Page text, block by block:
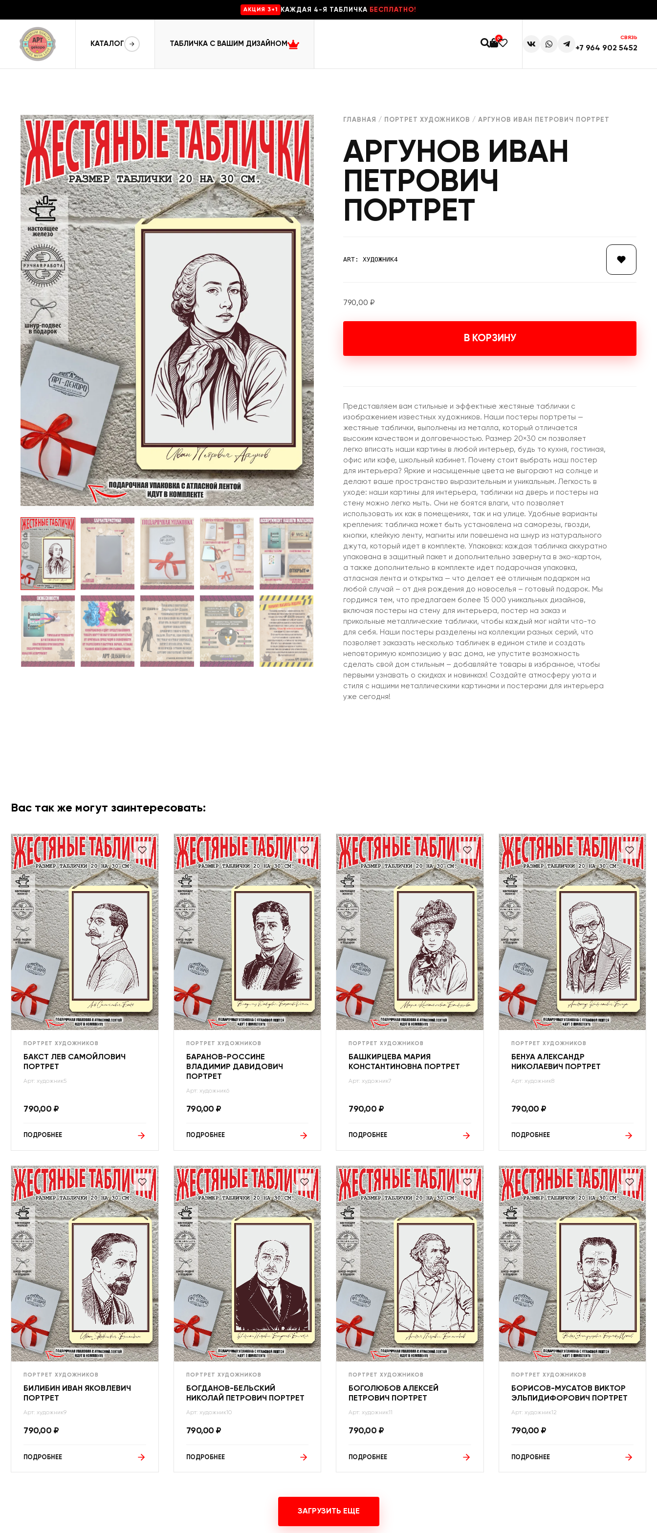
AKЦИЯ 3+1 КАЖДАЯ 4-Я ТАБЛИЧКА БЕСПЛАТНО!
КАТАЛОГ ТАБЛИЧКА С ВАШИМ ДИЗАЙНОМ
0 СВЯЗЬ
+7 964 902 5452
ГЛАВНАЯ / ПОРТРЕТ ХУДОЖНИКОВ / АРГУНОВ ИВАН ПЕТРОВИЧ ПОРТРЕТ
АРГУНОВ ИВАН
ПЕТРОВИЧ
ПОРТРЕТ
ART: ХУДОЖНИК4
790,00 ₽
В КОРЗИНУ
Представляем вам стильные и эффектные жестяные таблички с
изображением известных художников. Наши постеры портреты —
жестяные таблички, выполнены из металла, который отличается
высоким качеством и долговечностью. Размер 20×30 см позволяет
легко вписать наши картины в любой интерьер, будь то кухня, гостиная,
офис или кафе, школьный кабинет. Почему стоит выбрать наш постер
для интерьера? Яркие и насыщенные цвета не выгорают на солнце и
делают ваше пространство выразительным и уникальным. Легкость в
уходе: наши картины для интерьера, таблички на дверь и постеры на
стену можно легко мыть. Они не боятся влаги, что позволяет
использовать их как в помещениях, так и на улице. Удобные варианты
крепления: табличка может быть установлена на саморезы, гвозди,
кнопки, клейкую ленту, магниты или повешена на шнур из натурального
джута, который идет в комплекте. Упаковка: каждая табличка аккуратно
упакована в защитный пакет и дополнительно завернута в эко-картон,
а также дополнительно в комплекте идет подарочная упаковка,
атласная лента и открытка — что делает её отличным подарком на
любой случай – от дня рождения до новоселья – готовый подарок. Мы
гордимся тем, что предлагаем более 15 000 уникальных дизайнов,
включая постеры на стену для интерьера, постер на заказ и
прикольные металлические таблички, чтобы каждый мог найти что-то
для себя. Наши постеры разделены на коллекции разных серий, что
позволяет заказать несколько табличек в едином стиле и создать
неповторимую композицию у вас дома, не упустите возможность
сделать свой дом стильным – добавляйте товары в избранное, чтобы
первыми узнавать о скидках и новинках! Создайте атмосферу уюта и
стиля с нашими металлическими картинами и постерами для интерьера
уже сегодня!
Вас так же могут заинтересовать:
ПОРТРЕТ ХУДОЖНИКОВ
БАКСТ ЛЕВ САМОЙЛОВИЧ
ПОРТРЕТ
Арт: художник5
790,00 ₽
ПОДРОБНЕЕ
ПОРТРЕТ ХУДОЖНИКОВ
БАРАНОВ-РОССИНЕ
ВЛАДИМИР ДАВИДОВИЧ
ПОРТРЕТ
Арт: художник6
790,00 ₽
ПОДРОБНЕЕ
ПОРТРЕТ ХУДОЖНИКОВ
БАШКИРЦЕВА МАРИЯ
КОНСТАНТИНОВНА ПОРТРЕТ
Арт: художник7
790,00 ₽
ПОДРОБНЕЕ
ПОРТРЕТ ХУДОЖНИКОВ
БЕНУА АЛЕКСАНДР
НИКОЛАЕВИЧ ПОРТРЕТ
Арт: художник8
790,00 ₽
ПОДРОБНЕЕ
ПОРТРЕТ ХУДОЖНИКОВ
БИЛИБИН ИВАН ЯКОВЛЕВИЧ
ПОРТРЕТ
Арт: художник9
790,00 ₽
ПОДРОБНЕЕ
ПОРТРЕТ ХУДОЖНИКОВ
БОГДАНОВ-БЕЛЬСКИЙ
НИКОЛАЙ ПЕТРОВИЧ ПОРТРЕТ
Арт: художник10
790,00 ₽
ПОДРОБНЕЕ
ПОРТРЕТ ХУДОЖНИКОВ
БОГОЛЮБОВ АЛЕКСЕЙ
ПЕТРОВИЧ ПОРТРЕТ
Арт: художник11
790,00 ₽
ПОДРОБНЕЕ
ПОРТРЕТ ХУДОЖНИКОВ
БОРИСОВ-МУСАТОВ ВИКТОР
ЭЛЬПИДИФОРОВИЧ ПОРТРЕТ
Арт: художник12
790,00 ₽
ПОДРОБНЕЕ
ЗАГРУЗИТЬ ЕЩЕ